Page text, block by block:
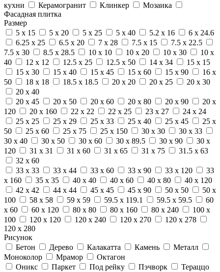
кухни
Керамогранит Клинкер
Мозаика
Фасадная плитка
Размер
5 x 15
5 x 20 5 x 25 5 x 40 5.2 x 16
6 x 24.6
6.25 x 25
6.5 x 20 7 x 28 7.5 x 15
7.5 x 22.5
7.5 x 30
8.5 x 28.5 10 x 10 10 x 20 10 x 30
10 x
40
12 x 12 12.5 x 25 12.5 x 50 14 x 34
15 x 15
15 x 30
15 x 40 15 x 45 15 x 60 15 x 90
16 x
50
18 x 18 18.5 x 18.5 20 x 20 20 x 25
20 x 30
20 x 40
20 x 45
20 x 50 20 x 60 20 x 80 20 x 90
20 x
120
20 x 160 22 x 22 22 x 25 23 x 27
24 x 24
25 x 25
25 x 29 25 x 33 25 x 40 25 x 45
25 x
50
25 x 60 25 x 75 25 x 150 30 x 30
30 x 33
30 x 40
30 x 50 30 x 60 30 x 89.5 30 x 90
30 x
120
31 x 31 31 x 60 31 x 65 31 x 75
31.5 x 63
32 x 60
33 x 33
33 x 44 33 x 60 33 x 90 33 x 120
33
x 160
35 x 35 40 x 40 40 x 60 40 x 80
40 x 120
42 x 42
44 x 44 45 x 45 45 x 90 50 x 50
50 x
100
58 x 58 59 x 59 59.5 x 119.1 59.5 x 59.5
60
x 60
60 x 120 80 x 80 80 x 160 80 x 240
100 x
100
120 x 120 120 x 240 120 x 270
120 x 278
120 x 280
Рисунок
Бетон
Дерево Калакатта Камень
Металл
Моноколор
Мрамор
Октагон
Оникс
Паркет Под рейку Пэчворк
Тераццо